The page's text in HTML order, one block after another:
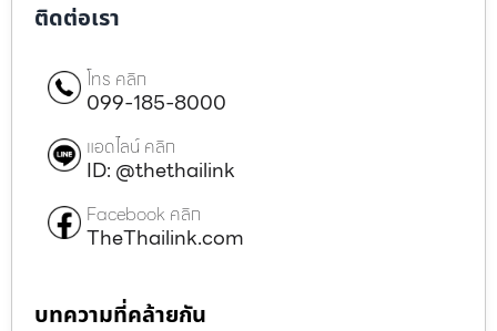
ติดต่อเรา
โทร คลิก
099-185-8000
แอดไลน์ คลิก
ID: @thethailink
Facebook คลิก
TheThailink.com
บทความที่คล้ายกัน